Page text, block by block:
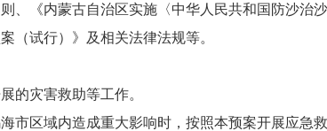
、《内蒙古自治区实施〈中华人民共和国防沙治
（试行）》及相关法律法规等。
灾害救助等工作。
区域内造成重大影响时，按照本预案开展应急救